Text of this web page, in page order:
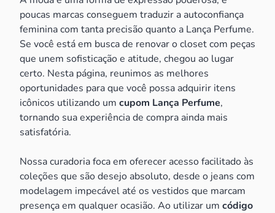
poucas marcas conseguem traduzir a autoconfiança
feminina com tanta precisão quanto a Lança Perfume.
Se você está em busca de renovar o closet com peças
que unem sofisticação e atitude, chegou ao lugar
certo. Nesta página, reunimos as melhores
oportunidades para que você possa adquirir itens
icônicos utilizando um cupom Lança Perfume,
tornando sua experiência de compra ainda mais
satisfatória.
Nossa curadoria foca em oferecer acesso facilitado às
coleções que são desejo absoluto, desde o jeans com
modelagem impecável até os vestidos que marcam
presença em qualquer ocasião. Ao utilizar um código